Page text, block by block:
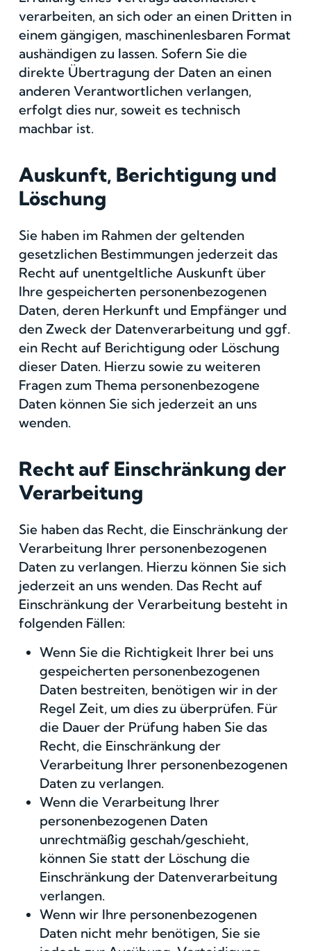
verarbeiten, an sich oder an einen Dritten in
einem gängigen, maschinenlesbaren Format
aushändigen zu lassen. Sofern Sie die
direkte Übertragung der Daten an einen
anderen Verantwortlichen verlangen,
erfolgt dies nur, soweit es technisch
machbar ist.
Auskunft, Berichtigung und
Löschung
Sie haben im Rahmen der geltenden
gesetzlichen Bestimmungen jederzeit das
Recht auf unentgeltliche Auskunft über
Ihre gespeicherten personenbezogenen
Daten, deren Herkunft und Empfänger und
den Zweck der Datenverarbeitung und ggf.
ein Recht auf Berichtigung oder Löschung
dieser Daten. Hierzu sowie zu weiteren
Fragen zum Thema personenbezogene
Daten können Sie sich jederzeit an uns
wenden.
Recht auf Einschränkung der
Verarbeitung
Sie haben das Recht, die Einschränkung der
Verarbeitung Ihrer personenbezogenen
Daten zu verlangen. Hierzu können Sie sich
jederzeit an uns wenden. Das Recht auf
Einschränkung der Verarbeitung besteht in
folgenden Fällen:
Wenn Sie die Richtigkeit Ihrer bei uns
gespeicherten personenbezogenen
Daten bestreiten, benötigen wir in der
Regel Zeit, um dies zu überprüfen. Für
die Dauer der Prüfung haben Sie das
Recht, die Einschränkung der
Verarbeitung Ihrer personenbezogenen
Daten zu verlangen.
Wenn die Verarbeitung Ihrer
personenbezogenen Daten
unrechtmäßig geschah/geschieht,
können Sie statt der Löschung die
Einschränkung der Datenverarbeitung
verlangen.
Wenn wir Ihre personenbezogenen
Daten nicht mehr benötigen, Sie sie